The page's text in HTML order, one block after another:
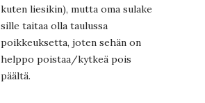
kuten liesikin), mutta oma sulake
sille taitaa olla taulussa
poikkeuksetta, joten sehän on
helppo poistaa/kytkeä pois
päältä.